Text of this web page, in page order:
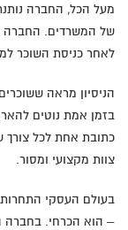
מעל הכל, החברה
של המשרדים. החברה
לאחר כניסת השוכר
הניסיון מראה
בזמן אמת נוטים
כתובת אחת לכל צורך
צוות מקצועי ומסור.
בעולם העסקי
– הוא הכרחי. בחברה